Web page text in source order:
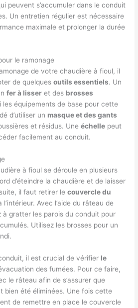
peuvent s’accumuler dans le conduit
Un entretien régulier est nécessaire
maximale et prolonger la durée
le ramonage
de votre chaudière à fioul, il
de quelquesoutils essentiels. Un
fer à lisser et des brosses
les équipements de base pour cette
d’utiliser un masque et des gants
et résidus. Uneéchelle peut
facilement au conduit.
à fioul se déroule en plusieurs
d’éteindre la chaudière et de laisser
il faut retirer lecouvercle du
Avec l’aide du râteau de
à gratter les parois du conduit pour
Utilisez les brosses pour un
il est crucial de vérifier le
des fumées. Pour ce faire,
le râteau afin de s’assurer que
bien été éliminées. Une fois cette
de remettre en place le couvercle